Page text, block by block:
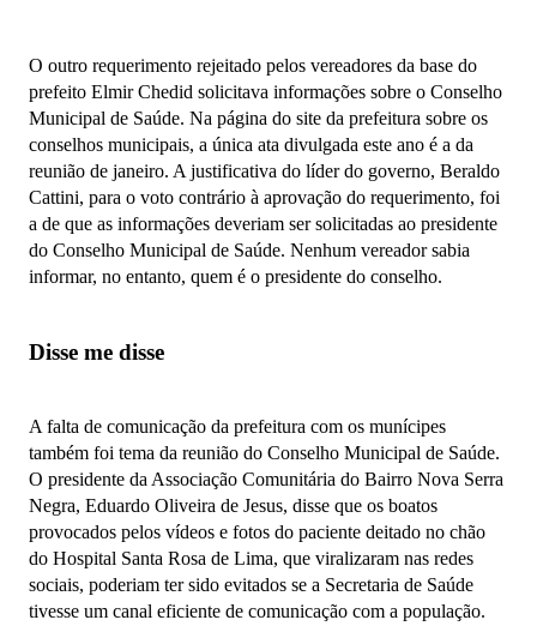
O outro requerimento rejeitado pelos vereadores da base do
prefeito Elmir Chedid solicitava informações sobre o Conselho
Municipal de Saúde. Na página do site da prefeitura sobre os
conselhos municipais, a única ata divulgada este ano é a da
reunião de janeiro. A justificativa do líder do governo, Beraldo
Cattini, para o voto contrário à aprovação do requerimento, foi
a de que as informações deveriam ser solicitadas ao presidente
do Conselho Municipal de Saúde. Nenhum vereador sabia
informar, no entanto, quem é o presidente do conselho.
Disse me disse
A falta de comunicação da prefeitura com os munícipes
também foi tema da reunião do Conselho Municipal de Saúde.
O presidente da Associação Comunitária do Bairro Nova Serra
Negra, Eduardo Oliveira de Jesus, disse que os boatos
provocados pelos vídeos e fotos do paciente deitado no chão
do Hospital Santa Rosa de Lima, que viralizaram nas redes
sociais, poderiam ter sido evitados se a Secretaria de Saúde
tivesse um canal eficiente de comunicação com a população.